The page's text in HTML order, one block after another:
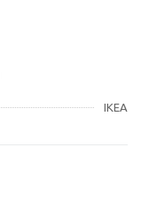
IKEA